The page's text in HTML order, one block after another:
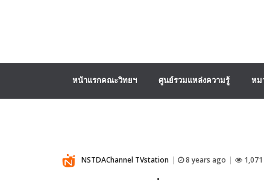
หน้าแรกคณะวิทยฯ ศูนย์รวมแหล่งความรู้ หม
NSTDAChannel TVstation 8 years ago 1,071